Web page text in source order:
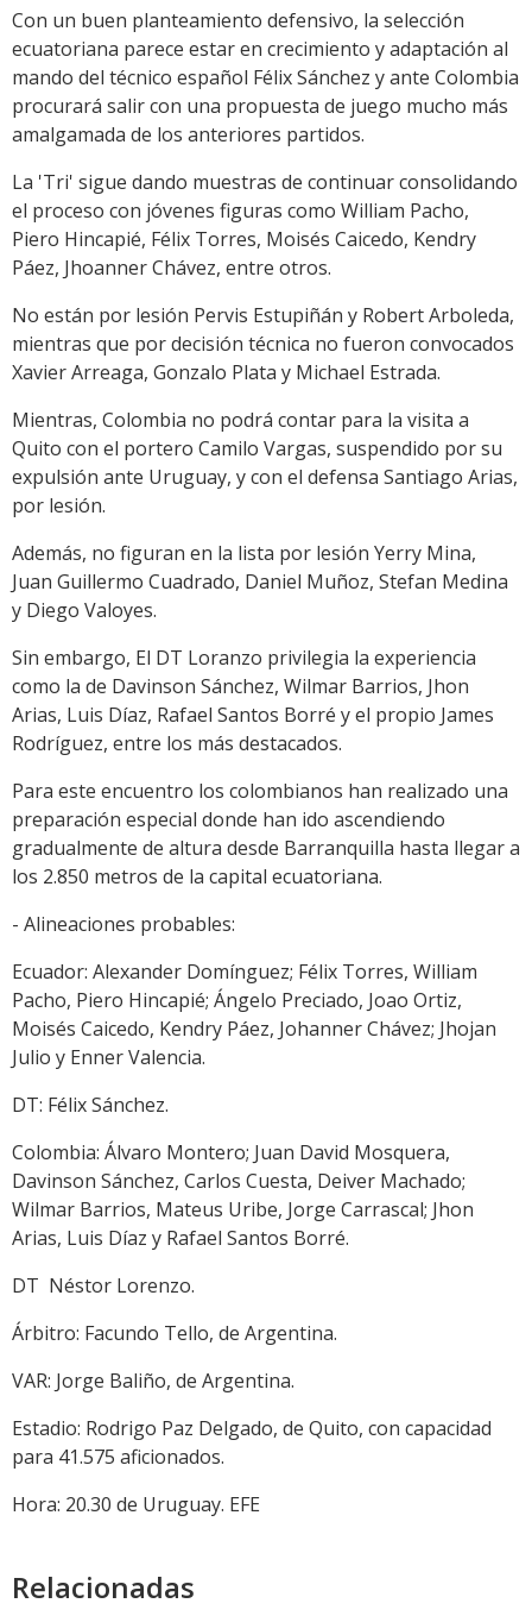
Con un buen planteamiento defensivo, la selección
ecuatoriana parece estar en crecimiento y adaptación al
mando del técnico español Félix Sánchez y ante Colombia
procurará salir con una propuesta de juego mucho más
amalgamada de los anteriores partidos.
La 'Tri' sigue dando muestras de continuar consolidando
el proceso con jóvenes figuras como William Pacho,
Piero Hincapié, Félix Torres, Moisés Caicedo, Kendry
Páez, Jhoanner Chávez, entre otros.
No están por lesión Pervis Estupiñán y Robert Arboleda,
mientras que por decisión técnica no fueron convocados
Xavier Arreaga, Gonzalo Plata y Michael Estrada.
Mientras, Colombia no podrá contar para la visita a
Quito con el portero Camilo Vargas, suspendido por su
expulsión ante Uruguay, y con el defensa Santiago Arias,
por lesión.
Además, no figuran en la lista por lesión Yerry Mina,
Juan Guillermo Cuadrado, Daniel Muñoz, Stefan Medina
y Diego Valoyes.
Sin embargo, El DT Loranzo privilegia la experiencia
como la de Davinson Sánchez, Wilmar Barrios, Jhon
Arias, Luis Díaz, Rafael Santos Borré y el propio James
Rodríguez, entre los más destacados.
Para este encuentro los colombianos han realizado una
preparación especial donde han ido ascendiendo
gradualmente de altura desde Barranquilla hasta llegar a
los 2.850 metros de la capital ecuatoriana.
- Alineaciones probables:
Ecuador: Alexander Domínguez; Félix Torres, William
Pacho, Piero Hincapié; Ángelo Preciado, Joao Ortiz,
Moisés Caicedo, Kendry Páez, Johanner Chávez; Jhojan
Julio y Enner Valencia.
DT: Félix Sánchez.
Colombia: Álvaro Montero; Juan David Mosquera,
Davinson Sánchez, Carlos Cuesta, Deiver Machado;
Wilmar Barrios, Mateus Uribe, Jorge Carrascal; Jhon
Arias, Luis Díaz y Rafael Santos Borré.
DT Néstor Lorenzo.
Árbitro: Facundo Tello, de Argentina.
VAR: Jorge Baliño, de Argentina.
Estadio: Rodrigo Paz Delgado, de Quito, con capacidad
para 41.575 aficionados.
Hora: 20.30 de Uruguay. EFE
Relacionadas